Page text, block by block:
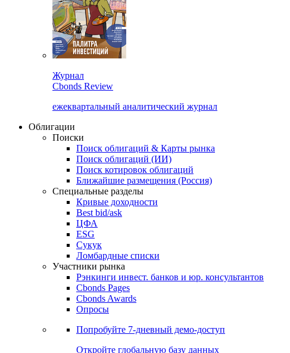
Журнал
Cbonds Review
ежеквартальный аналитический журнал
Облигации
Поиски
Поиск облигаций & Карты рынка
Поиск облигаций (ИИ)
Поиск котировок облигаций
Ближайшие размещения (Россия)
Специальные разделы
Кривые доходности
Best bid/ask
ЦФА
ESG
Сукук
Ломбардные списки
Участники рынка
Рэнкинги инвест. банков и юр. консультантов
Cbonds Pages
Cbonds Awards
Опросы